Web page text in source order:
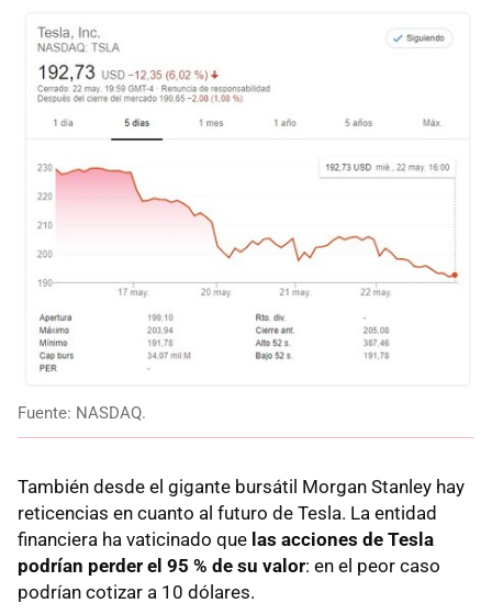
Fuente: NASDAQ.
También desde el gigante bursátil Morgan Stanley hay
reticencias en cuanto al futuro de Tesla. La entidad
financiera ha vaticinado que las acciones de Tesla
podrían perder el 95 % de su valor: en el peor caso
podrían cotizar a 10 dólares.